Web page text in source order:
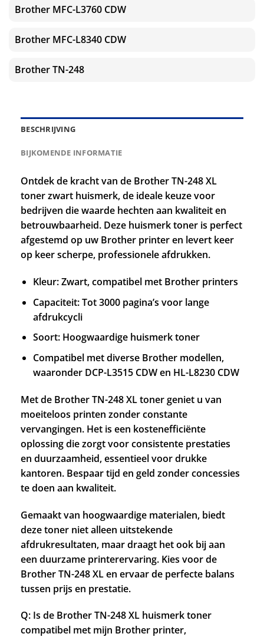
Brother MFC-L3760 CDW
Brother MFC-L8340 CDW
Brother TN-248
BESCHRIJVING
BIJKOMENDE INFORMATIE
Ontdek de kracht van de Brother TN-248 XL
toner zwart huismerk, de ideale keuze voor
bedrijven die waarde hechten aan kwaliteit en
betrouwbaarheid. Deze huismerk toner is perfect
afgestemd op uw Brother printer en levert keer
op keer scherpe, professionele afdrukken.
Kleur: Zwart, compatibel met Brother printers
Capaciteit: Tot 3000 pagina’s voor lange
afdrukcycli
Soort: Hoogwaardige huismerk toner
Compatibel met diverse Brother modellen,
waaronder DCP-L3515 CDW en HL-L8230 CDW
Met de Brother TN-248 XL toner geniet u van
moeiteloos printen zonder constante
vervangingen. Het is een kostenefficiënte
oplossing die zorgt voor consistente prestaties
en duurzaamheid, essentieel voor drukke
kantoren. Bespaar tijd en geld zonder concessies
te doen aan kwaliteit.
Gemaakt van hoogwaardige materialen, biedt
deze toner niet alleen uitstekende
afdrukresultaten, maar draagt het ook bij aan
een duurzame printerervaring. Kies voor de
Brother TN-248 XL en ervaar de perfecte balans
tussen prijs en prestatie.
Q: Is de Brother TN-248 XL huismerk toner
compatibel met mijn Brother printer,